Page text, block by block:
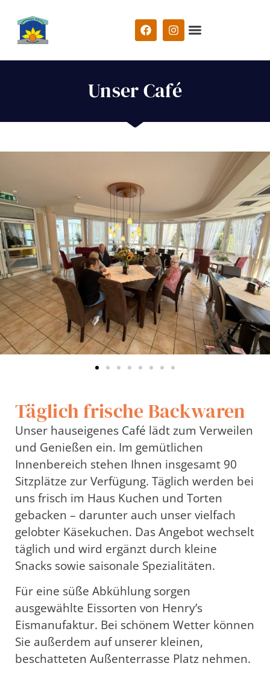
Unser Café
Täglich frische Backwaren
Unser hauseigenes Café lädt zum Verweilen
und Genießen ein. Im gemütlichen
Innenbereich stehen Ihnen insgesamt 90
Sitzplätze zur Verfügung. Täglich werden bei
uns frisch im Haus Kuchen und Torten
gebacken – darunter auch unser vielfach
gelobter Käsekuchen. Das Angebot wechselt
täglich und wird ergänzt durch kleine
Snacks sowie saisonale Spezialitäten.
Für eine süße Abkühlung sorgen
ausgewählte Eissorten von Henry’s
Eismanufaktur. Bei schönem Wetter können
Sie außerdem auf unserer kleinen,
beschatteten Außenterrasse Platz nehmen.